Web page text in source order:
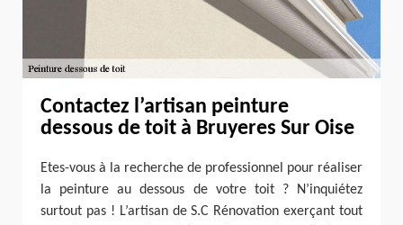
Contactez l’artisan peinture
dessous de toit à Bruyeres Sur Oise
Etes-vous à la recherche de professionnel pour réaliser
la peinture au dessous de votre toit ? N’inquiétez
surtout pas ! L’artisan de S.C Rénovation exerçant tout